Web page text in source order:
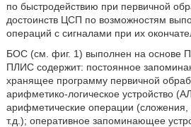
по быстродействию при первичной
достоинств ЦСП по возможностям
операций с сигналами при их
БОС (см. фиг. 1) выполнен на основе
ПЛИС содержит: постоянное
хранящее программу первичной
арифметико-логическое устройство
арифметические операции
т.д.); оперативное запоминающее